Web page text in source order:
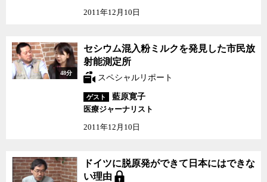
2011年12月10日
セシウム混入粉ミルクを
発見した市民放射能測定
所
48分
セシウム混入粉ミルクを発見した市民放
射能測定所
スペシャルリポート
ゲスト
藍原寛子
医療ジャーナリスト
2011年12月10日
ドイツに脱原発ができて
日本にはできない理由
ドイツに脱原発ができて日本にはできな
い理由